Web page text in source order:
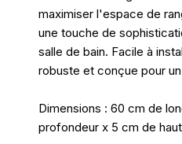
maximiser l'espace de
une touche de
salle de bain. Facile à
robuste et conçue pour
Dimensions : 60 cm de
profondeur x 5 cm de